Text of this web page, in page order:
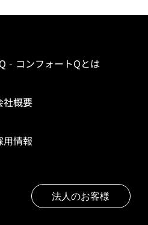
- コンフォートQとは
社概要
用情報
法人のお客様